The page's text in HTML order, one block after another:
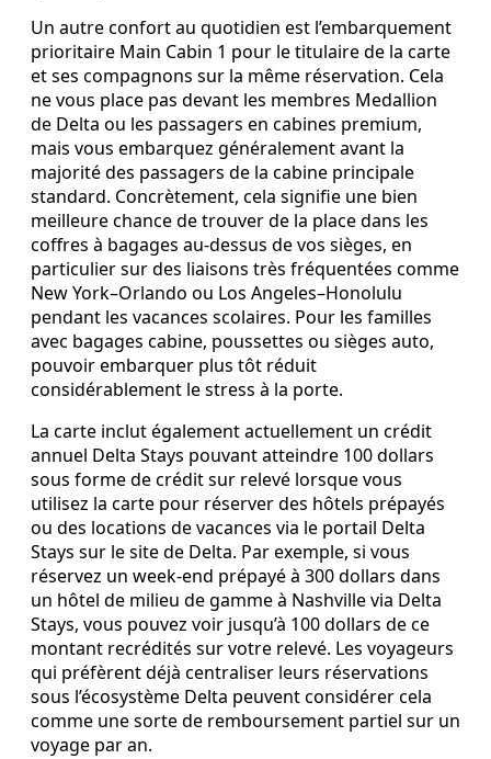
Un autre confort au quotidien est l’embarquement
prioritaire Main Cabin 1 pour le titulaire de la carte
et ses compagnons sur la même réservation. Cela
ne vous place pas devant les membres Medallion
de Delta ou les passagers en cabines premium,
mais vous embarquez généralement avant la
majorité des passagers de la cabine principale
standard. Concrètement, cela signifie une bien
meilleure chance de trouver de la place dans les
coffres à bagages au-dessus de vos sièges, en
particulier sur des liaisons très fréquentées comme
New York–Orlando ou Los Angeles–Honolulu
pendant les vacances scolaires. Pour les familles
avec bagages cabine, poussettes ou sièges auto,
pouvoir embarquer plus tôt réduit
considérablement le stress à la porte.
La carte inclut également actuellement un crédit
annuel Delta Stays pouvant atteindre 100 dollars
sous forme de crédit sur relevé lorsque vous
utilisez la carte pour réserver des hôtels prépayés
ou des locations de vacances via le portail Delta
Stays sur le site de Delta. Par exemple, si vous
réservez un week-end prépayé à 300 dollars dans
un hôtel de milieu de gamme à Nashville via Delta
Stays, vous pouvez voir jusqu’à 100 dollars de ce
montant recrédités sur votre relevé. Les voyageurs
qui préfèrent déjà centraliser leurs réservations
sous l’écosystème Delta peuvent considérer cela
comme une sorte de remboursement partiel sur un
voyage par an.